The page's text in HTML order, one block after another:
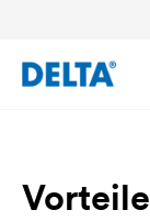
Vorteile